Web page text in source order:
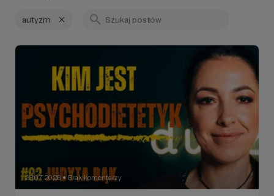
autyzm
23.07.2026 ● Brak komentarzy